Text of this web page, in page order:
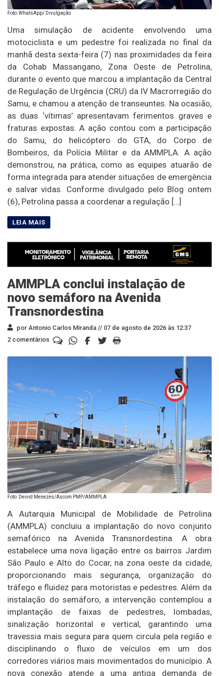
Foto: WhatsApp/ Divulgação
Uma simulação de acidente envolvendo uma
motociclista e um pedestre foi realizada no final da
manhã desta sexta-feira (7) nas proximidades da feira
da Cohab Massangano, Zona Oeste de Petrolina,
durante o evento que marcou a implantação da Central
de Regulação de Urgência (CRU) da IV Macrorregião do
Samu, e chamou a atenção de transeuntes. Na ocasião,
as duas ‘vítimas’ apresentavam ferimentos graves e
fraturas expostas. A ação contou com a participação
do Samu, do helicóptero do GTA, do Corpo de
Bombeiros, da Polícia Militar e da AMMPLA. A ação
demonstrou, na prática, como as equipes atuarão de
forma integrada para atender situações de emergência
e salvar vidas. Conforme divulgado pelo Blog ontem
(6), Petrolina passa a coordenar a regulação […]
AMMPLA conclui instalação de
novo semáforo na Avenida
Transnordestina
por Antonio Carlos Miranda // 07 de agosto de 2026 às 12:37
2 comentários
Foto: Deivid Menezes/Ascom PMP/AMMPLA
A Autarquia Municipal de Mobilidade de Petrolina
(AMMPLA) concluiu a implantação do novo conjunto
semafórico na Avenida Transnordestina. A obra
estabelece uma nova ligação entre os bairros Jardim
São Paulo e Alto do Cocar, na zona oeste da cidade,
proporcionando mais segurança, organização do
tráfego e fluidez para motoristas e pedestres. Além da
instalação do semáforo, a intervenção contemplou a
implantação de faixas de pedestres, lombadas,
sinalização horizontal e vertical, garantindo uma
travessia mais segura para quem circula pela região e
disciplinando o fluxo de veículos em um dos
corredores viários mais movimentados do município. A
nova conexão atende a uma antiga demanda de